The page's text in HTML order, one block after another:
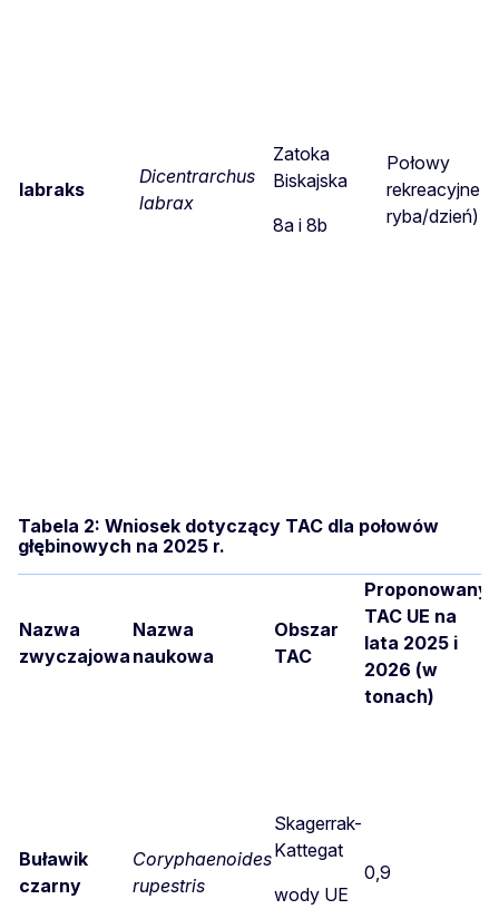
labraks
Dicentrarchus
labrax
Zatoka
Biskajska
8a i 8b
Połowy
rekreacyjne (1
ryba/dzień)
Tabela 2: Wniosek dotyczący TAC dla połowów
głębinowych na 2025 r.
Nazwa
zwyczajowa
Nazwa
naukowa
Obszar
TAC
Proponowany
TAC UE na
lata 2025 i
2026 (w
tonach)
Buławik
czarny
Coryphaenoides
rupestris
Skagerrak-
Kattegat
wody UE
0,9